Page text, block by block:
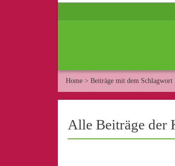
Home > Beiträge mit dem
Alle Beiträge der